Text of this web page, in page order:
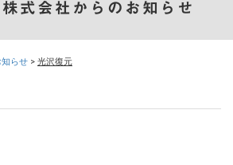
式会社からのお知らせ
知らせ > 光沢復元